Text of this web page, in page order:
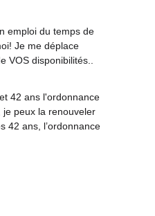
emploi du temps de
Je me déplace
VOS disponibilités.
42 ans l'ordonnance
je peux la renouveler
42 ans, l’ordonnance